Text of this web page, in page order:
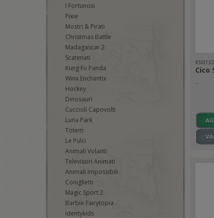
I Fortunosi
Pixie
Mostri & Pirati
Christmas Battle
Madagascar 2
Scatenati
Kung Fu Panda
Winx Enchantix
Hockey
Dinosauri
Cuccioli Capovolti
Luna Park
Totem
Le Pulci
Animali Volanti
Televisori Animati
Animali Impossibili
Coniglietti
Magic Sport 2
Barbie Fairytopia
Identykids
KSI0132
Cico
..